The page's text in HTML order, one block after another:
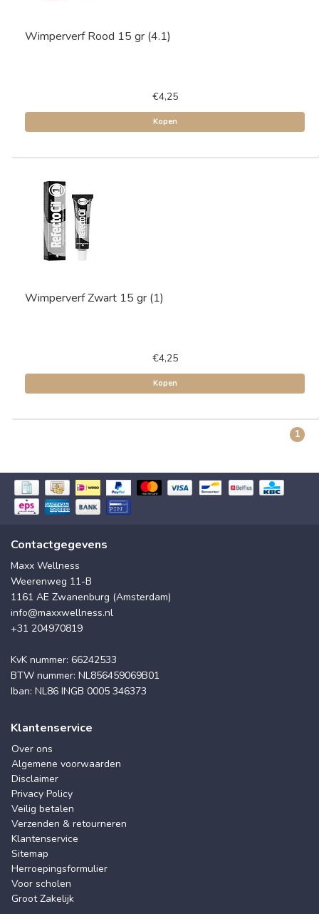
Wimperverf Rood 15 gr (4.1)
€4,25
Kopen
Wimperverf Zwart 15 gr (1)
€4,25
Kopen
1
Contactgegevens
Maxx Wellness
Weerenweg 11-B
1161 AE Zwanenburg (Amsterdam)
info@maxxwellness.nl
+31 204970819
KvK nummer: 66242533
BTW nummer: NL856459069B01
Iban: NL86 INGB 0005 346373
Klantenservice
Over ons
Algemene voorwaarden
Disclaimer
Privacy Policy
Veilig betalen
Verzenden & retourneren
Klantenservice
Sitemap
Herroepingsformulier
Voor scholen
Groot Zakelijk